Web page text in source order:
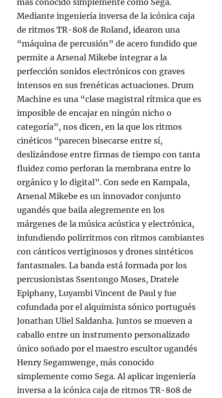
más conocido simplemente como Sega.
Mediante ingeniería inversa de la icónica caja
de ritmos TR-808 de Roland, idearon una
“máquina de percusión” de acero fundido que
permite a Arsenal Mikebe integrar a la
perfección sonidos electrónicos con graves
intensos en sus frenéticas actuaciones. Drum
Machine es una “clase magistral rítmica que es
imposible de encajar en ningún nicho o
categoría”, nos dicen, en la que los ritmos
cinéticos “parecen bisecarse entre sí,
deslizándose entre firmas de tiempo con tanta
fluidez como perforan la membrana entre lo
orgánico y lo digital”. Con sede en Kampala,
Arsenal Mikebe es un innovador conjunto
ugandés que baila alegremente en los
márgenes de la música acústica y electrónica,
infundiendo polirritmos con ritmos cambiantes
con cánticos vertiginosos y drones sintéticos
fantasmales. La banda está formada por los
percusionistas Ssentongo Moses, Dratele
Epiphany, Luyambi Vincent de Paul y fue
cofundada por el alquimista sónico portugués
Jonathan Uliel Saldanha. Juntos se mueven a
caballo entre un instrumento personalizado
único soñado por el maestro escultor ugandés
Henry Segamwenge, más conocido
simplemente como Sega. Al aplicar ingeniería
inversa a la icónica caja de ritmos TR-808 de